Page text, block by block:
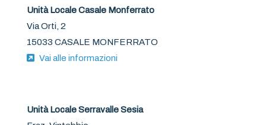
Unità Locale Casale Monferrato
Via Orti, 2
15033 CASALE MONFERRATO
Vai alle informazioni
Unità Locale Serravalle Sesia